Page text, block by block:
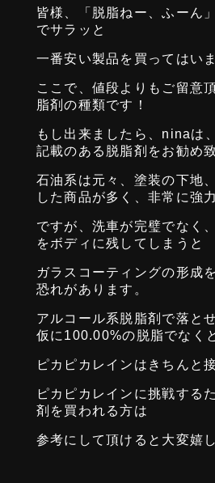
皆様、「脱脂ねー、ふーん
でサラッと
一番安い製品を買ってはい
ここで、値段よりもご留意
脂剤の種類です！
もし出来ましたら、ninaは
記載のある脱脂剤をお勧め
石油系は元々、塗装の下地
した商品が多く、非常に強
ですが、洗車が完璧でなく
をボディに残してしまうと
ガラスコーティングの形成
恐れがあります。
アルコール系脱脂剤で落と
仮に100.00%の脱脂でなく
ピカピカレインはきちんと
ピカピカレインに挑戦する
剤を買われる方は
参考にして頂けると大変嬉